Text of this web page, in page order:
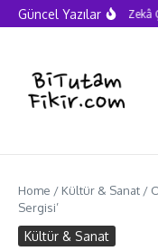
Skip to content
Güncel YazılarYapay Zekâ
Home / Kültür & Sanat /
Sergisi’
Kültür & Sanat